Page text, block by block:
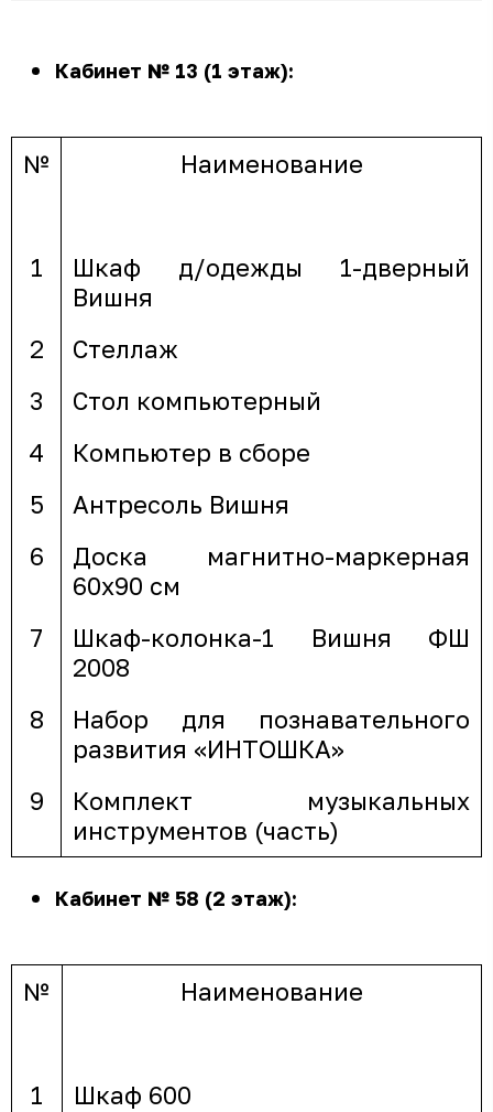
Кабинет № 13 (1 этаж):
№ Наименование
1
Шкаф д/одежды 1-дверный
Вишня
2
Стеллаж
3
Стол компьютерный
4
Компьютер в сборе
5
Антресоль Вишня
6
Доска магнитно-маркерная
60х90 см
7
Шкаф-колонка-1 Вишня ФШ
2008
8
Набор для познавательного
развития «ИНТОШКА»
9
Комплект музыкальных
инструментов (часть)
Кабинет № 58 (2 этаж):
№ Наименование
1
Шкаф 600